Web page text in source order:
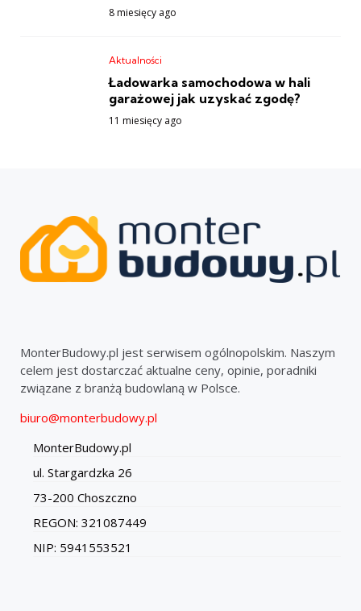
8 miesięcy ago
Aktualności
Ładowarka samochodowa w hali
garażowej jak uzyskać zgodę?
11 miesięcy ago
MonterBudowy.pl jest serwisem ogólnopolskim. Naszym
celem jest dostarczać aktualne ceny, opinie, poradniki
związane z branżą budowlaną w Polsce.
biuro@monterbudowy.pl
MonterBudowy.pl
ul. Stargardzka 26
73-200 Choszczno
REGON: 321087449
NIP: 5941553521